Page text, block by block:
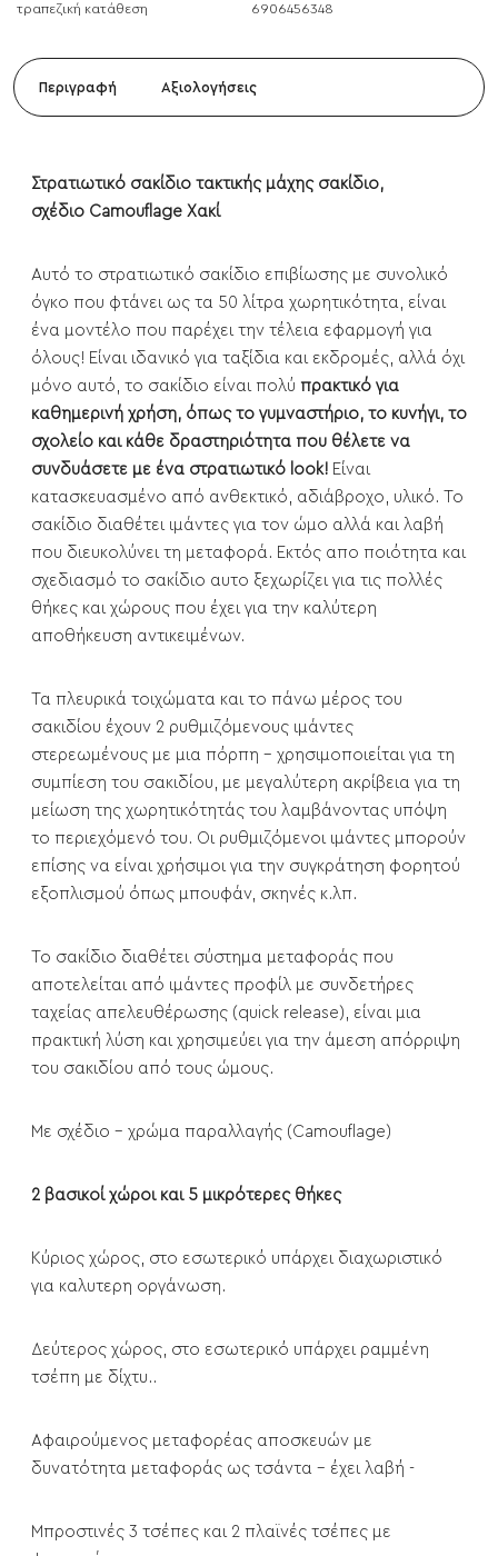
τραπεζική κατάθεση
6906456348
Περιγραφή Αξιολογήσεις
Στρατιωτικό σακίδιο τακτικής μάχης σακίδιο,
σχέδιο Camouflage Χακί
Αυτό το στρατιωτικό σακίδιο επιβίωσης με συνολικό
όγκο που φτάνει ως τα 50 λίτρα χωρητικότητα, είναι
ένα μοντέλο που παρέχει την τέλεια εφαρμογή για
όλους! Είναι ιδανικό για ταξίδια και εκδρομές, αλλά όχι
μόνο αυτό, το σακίδιο είναι πολύ πρακτικό για
καθημερινή χρήση, όπως το γυμναστήριο, το κυνήγι, το
σχολείο και κάθε δραστηριότητα που θέλετε να
συνδυάσετε με ένα στρατιωτικό look! Είναι
κατασκευασμένο από ανθεκτικό, αδιάβροχο, υλικό. Το
σακίδιο διαθέτει ιμάντες για τον ώμο αλλά και λαβή
που διευκολύνει τη μεταφορά. Εκτός απο ποιότητα και
σχεδιασμό το σακίδιο αυτο ξεχωρίζει για τις πολλές
θήκες και χώρους που έχει για την καλύτερη
αποθήκευση αντικειμένων.
Τα πλευρικά τοιχώματα και το πάνω μέρος του
σακιδίου έχουν 2 ρυθμιζόμενους ιμάντες
στερεωμένους με μια πόρπη - χρησιμοποιείται για τη
συμπίεση του σακιδίου, με μεγαλύτερη ακρίβεια για τη
μείωση της χωρητικότητάς του λαμβάνοντας υπόψη
το περιεχόμενό του. Οι ρυθμιζόμενοι ιμάντες μπορούν
επίσης να είναι χρήσιμοι για την συγκράτηση φορητού
εξοπλισμού όπως μπουφάν, σκηνές κ.λπ.
Το σακίδιο διαθέτει σύστημα μεταφοράς που
αποτελείται από ιμάντες προφίλ με συνδετήρες
ταχείας απελευθέρωσης (quick release), είναι μια
πρακτική λύση και χρησιμεύει για την άμεση απόρριψη
του σακιδίου από τους ώμους.
Με σχέδιο - χρώμα παραλλαγής (Camouflage)
2 βασικοί χώροι και 5 μικρότερες θήκες
Κύριος χώρος, στο εσωτερικό υπάρχει διαχωριστικό
για καλυτερη οργάνωση.
Δεύτερος χώρος, στο εσωτερικό υπάρχει ραμμένη
τσέπη με δίχτυ..
Αφαιρούμενος μεταφορέας αποσκευών με
δυνατότητα μεταφοράς ως τσάντα - έχει λαβή -
Μπροστινές 3 τσέπες και 2 πλαϊνές τσέπες με